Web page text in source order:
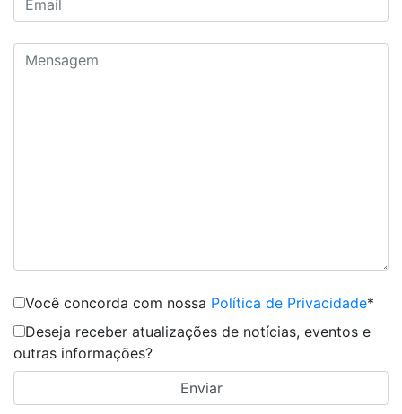
Você concorda com nossa Política de Privacidade*
Deseja receber atualizações de notícias, eventos e
outras informações?